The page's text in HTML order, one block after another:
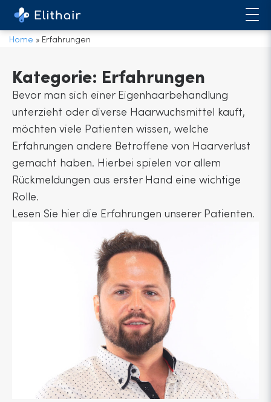
Home » Erfahrungen
Kategorie: Erfahrungen
Bevor man sich einer Eigenhaarbehandlung
unterzieht oder diverse Haarwuchsmittel kauft,
möchten viele Patienten wissen, welche
Erfahrungen andere Betroffene von Haarverlust
gemacht haben. Hierbei spielen vor allem
Rückmeldungen aus erster Hand eine wichtige
Rolle.
Lesen Sie hier die Erfahrungen unserer Patienten.